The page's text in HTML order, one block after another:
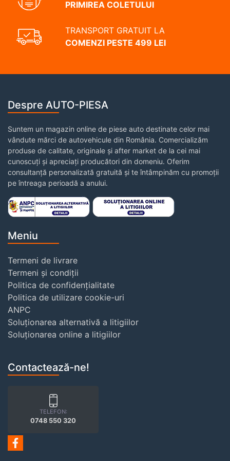
PRIMIREA COLETULUI
TRANSPORT GRATUIT LA
COMENZI PESTE 499 LEI
Despre AUTO-PIESA
Suntem un magazin online de piese auto destinate celor mai
vândute mărci de autovehicule din România. Comercializăm
produse de calitate, originale și after market de la cei mai
cunoscuți și apreciați producători din domeniu. Oferim
consultanță personalizată gratuită și te întâmpinăm cu promoții
pe întreaga perioadă a anului.
Meniu
Termeni de livrare
Termeni și condiții
Politica de confidențialitate
Politica de utilizare cookie-uri
ANPC
Soluționarea alternativă a litigiilor
Soluționarea online a litigiilor
Contactează-ne!
TELEFON:
0748 550 320